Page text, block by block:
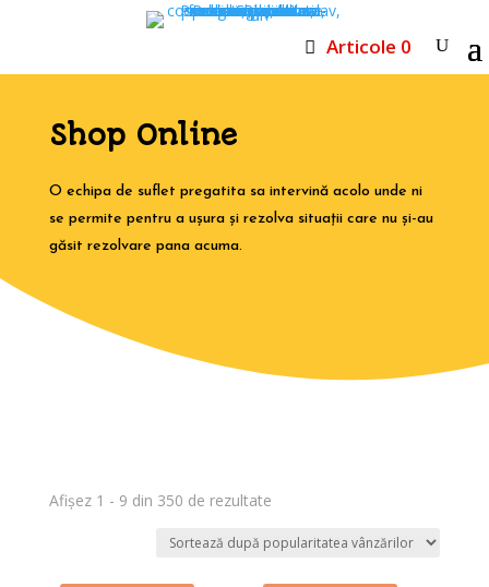
Articole 0
Livrare Gratuita la comenzile de peste 500 LEI
Shop Online
O echipa de suflet pregatita sa intervină acolo unde ni
se permite pentru a ușura și rezolva situații care nu și-au
găsit rezolvare pana acuma.
Afișez 1 - 9 din 350 de rezultateSortat
popularitate